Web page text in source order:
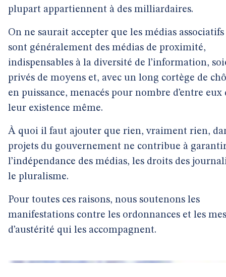
plupart appartiennent à des milliardaires.
On ne saurait accepter que les médias
sont généralement des médias de proximité,
indispensables à la diversité de l’information,
privés de moyens et, avec un long cortège de
en puissance, menacés pour nombre d’entre eux
leur existence même.
À quoi il faut ajouter que rien, vraiment rien,
projets du gouvernement ne contribue à
l’indépendance des médias, les droits des
le pluralisme.
Pour toutes ces raisons, nous soutenons les
manifestations contre les ordonnances et les
d’austérité qui les accompagnent.